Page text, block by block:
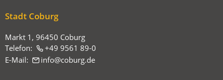
Stadt Coburg
Markt 1, 96450 Coburg
Telefon:
+49 9561 89-0
E-Mail:
info coburg de